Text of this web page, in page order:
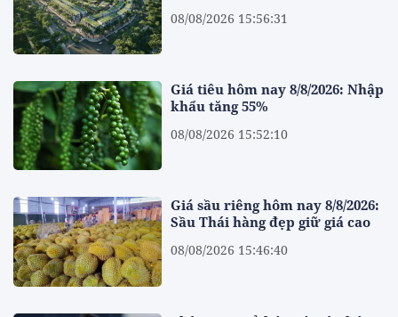
08/08/2026 15:56:31
Giá tiêu hôm nay 8/8/2026: Nhập
khẩu tăng 55%
08/08/2026 15:52:10
Giá sầu riêng hôm nay 8/8/2026:
Sầu Thái hàng đẹp giữ giá cao
08/08/2026 15:46:40